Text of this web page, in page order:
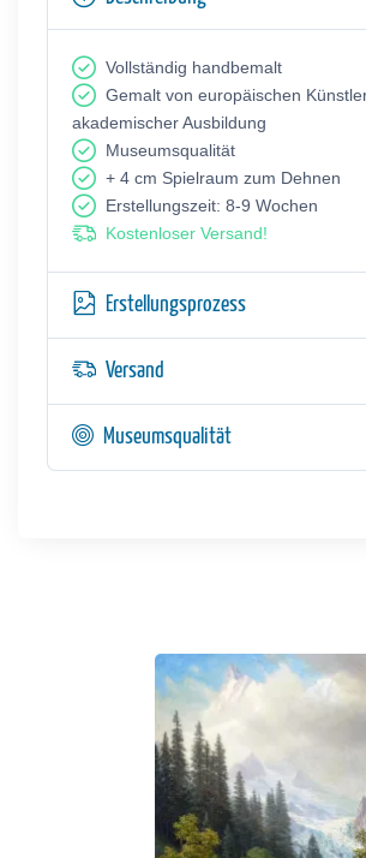
Vollständig handbemalt
Gemalt von europäischen
akademischer Ausbildung
Museumsqualität
+ 4 cm Spielraum zum Dehnen
Erstellungszeit: 8-9 Wochen
Kostenloser Versand!
Erstellungsprozess
Versand
Museumsqualität